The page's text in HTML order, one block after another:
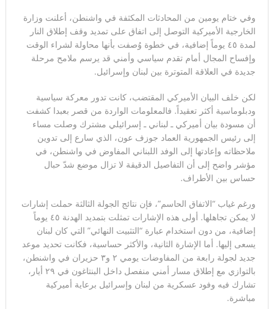
فرنسا تخرج ببطء من قلب الجحيم… لكن الخطر لا يزال مشتعلاً
وفي ختام يومين من المحادثات المكثفة في واشنطن، أعلنت وزارة
الخارجية الأميركية التوصل إلى اتفاق على تمديد وقف إطلاق النار
لمدة ٤٥ يوماً إضافية، في خطوة وُصفت بأنها محاولة لشراء الوقت
وإفساح المجال أمام تقدم سياسي وأمني قد يرسم ملامح مرحلة
جديدة في العلاقة المتوترة بين لبنان وإسرائيل.
لكن خلف البيان الأميركي المقتضب، كانت تدور معركة سياسية
ودبلوماسية أكثر تعقيداً. فالمعلومات الواردة من قصر بعبدا كشفت
أن مسودة بيان أميركي ـ لبناني ـ إسرائيلي مشترك وصلت مساء
إلى رئيس الجمهورية العماد جوزف عون، الذي سارع إلى تدوين
ملاحظاته وإعادتها إلى الوفد اللبناني المفاوض في واشنطن، في
مؤشر واضح إلى أن التفاصيل الدقيقة لا تزال موضع شدّ حبال
حساس بين الأطراف.
ورغم غياب “الاتفاق الحاسم”، فإن نتائج الجولة الثالثة حملت إشارات
لا يمكن تجاهلها. أولى هذه الإشارات تمثلت بتمديد الهدنة ٤٥ يوماً
إضافية، من دون استخدام عبارة “التثبيت النهائي” التي كان لبنان
يسعى إليها. أما الإشارة الثانية، والأكثر حساسية، فكانت تحديد موعد
جديد لجولة رابعة من المفاوضات يومي ٢ و٣ حزيران في واشنطن،
بالتوازي مع إطلاق مسار أمني منفصل داخل البنتاغون في ٢٩ أيار،
تشارك فيه وفود عسكرية من لبنان وإسرائيل برعاية أميركية
مباشرة.